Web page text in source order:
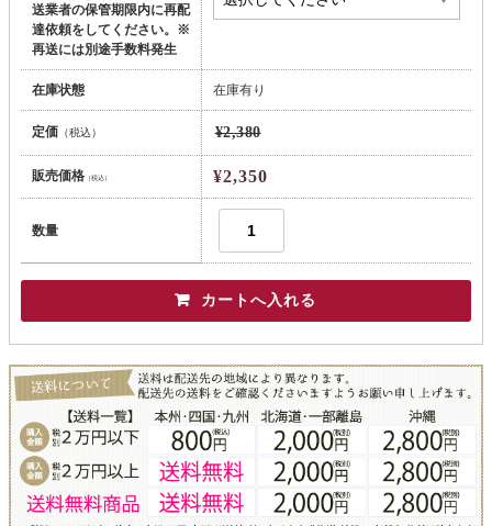
送業者の保管期限内に再配
達依頼をしてください。※
再送には別途手数料発生
在庫状態 在庫有り
定価（税込） ¥2,380
販売価格（税込） ¥2,350
数量